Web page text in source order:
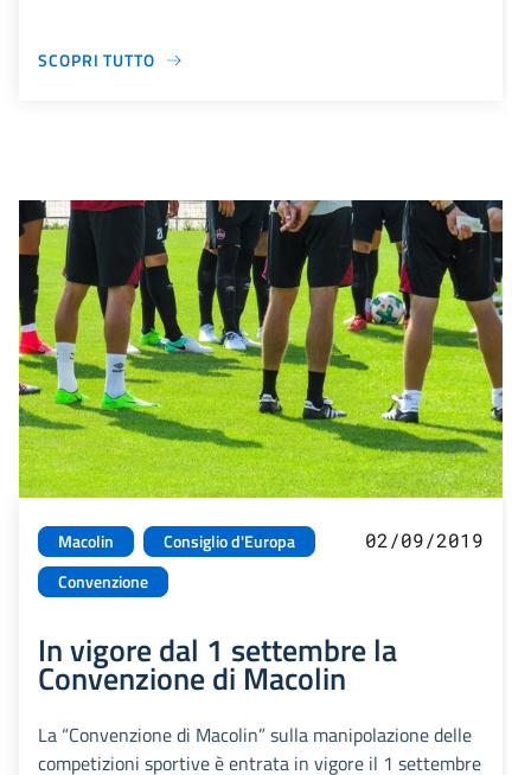
SCOPRI TUTTO
Macolin
Consiglio d'Europa
Convenzione
02/09/2019
In vigore dal 1 settembre la
Convenzione di Macolin
La “Convenzione di Macolin” sulla manipolazione delle
competizioni sportive è entrata in vigore il 1 settembre